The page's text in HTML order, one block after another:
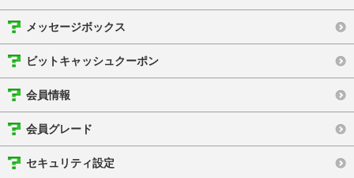
メッセージボックス
ビットキャッシュクーポン
会員情報
会員グレード
セキュリティ設定